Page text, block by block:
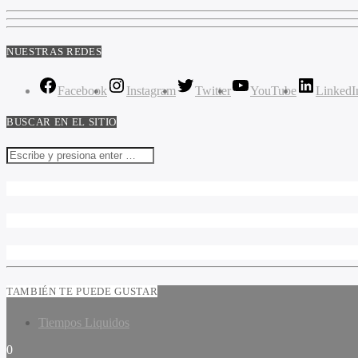
NUESTRAS REDES
Facebook Instagram Twitter YouTube
BUSCAR EN EL SITIO
TAMBIÉN TE PUEDE GUSTAR
Tiempos Liquidos
0